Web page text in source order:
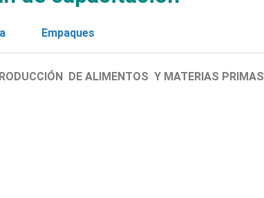
Empaques
DE ALIMENTOS Y MATERIAS PRIMAS